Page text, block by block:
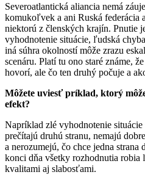
Severoatlantická aliancia nemá
komukoľvek a ani Ruská federácia
niektorú z členských krajín. Pnutie
vyhodnotenie situácie, ľudská
iná súhra okolností môže zrazu
scenáru. Platí tu ono staré známe,
hovorí, ale čo ten druhý počuje a
Môžete uviesť príklad, ktorý
efekt?
Napríklad zlé vyhodnotenie situácie
prečítajú druhú stranu, nemajú
a nerozumejú, čo chce jedna
konci dňa všetky rozhodnutia
kvalitami aj slabosťami.